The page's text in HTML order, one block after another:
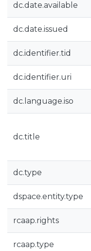
dc.date.available
dc.date.issued
dc.identifier.tid
dc.identifier.uri
dc.language.iso
dc.title
dc.type
dspace.entity.type
rcaap.rights
rcaap.type